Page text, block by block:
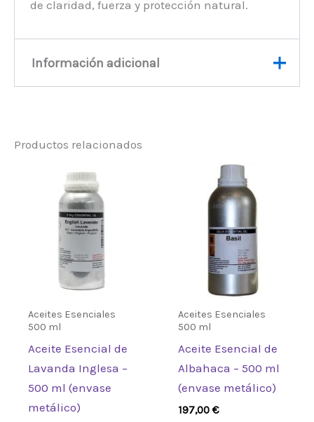
de claridad, fuerza y protección natural.
Información adicional
Productos relacionados
Aceites Esenciales
500 ml
Aceite Esencial de
Lavanda Inglesa –
500 ml (envase
metálico)
Aceites Esenciales
500 ml
Aceite Esencial de
Albahaca – 500 ml
(envase metálico)
197,00€